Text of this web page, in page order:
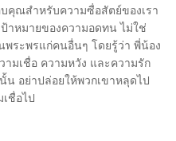
คุณสำหรับความซื่อสัตย์ของเรา
าหมายของความอดทน ไม่ใช่
พระพรแก่คนอื่นๆ โดยรู้ว่า พี่น้อง
มเชื่อ ความหวัง และความรัก
น อย่าปล่อยให้พวกเขาหลุดไป
ชื่อไป